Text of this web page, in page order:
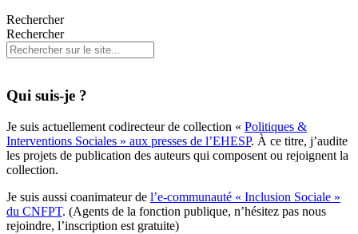
Rechercher
Rechercher
Qui suis-je ?
Je suis actuellement codirecteur de collection « Politiques &
Interventions Sociales » aux presses de l’EHESP. À ce titre, j’audite
les projets de publication des auteurs qui composent ou rejoignent la
collection.
Je suis aussi coanimateur de l’e-communauté « Inclusion Sociale »
du CNFPT. (Agents de la fonction publique, n’hésitez pas nous
rejoindre, l’inscription est gratuite)